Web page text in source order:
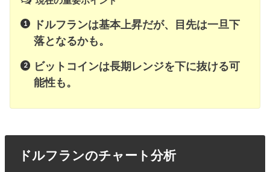
ドルフランは基本上昇だが、目先は一旦下
落となるかも。
ビットコインは長期レンジを下に抜ける可
能性も。
ドルフランのチャート分析